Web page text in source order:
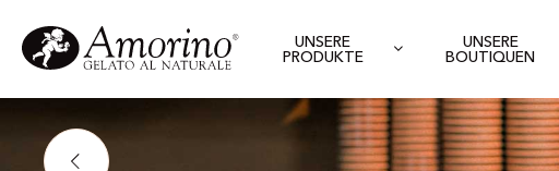
UNSERE
PRODUKTE
UNSERE
BOUTIQUEN